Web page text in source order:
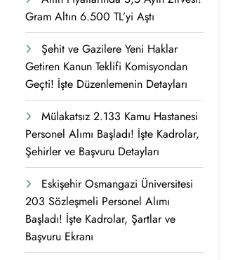
Gram Altın 6.500 TL’yi Aştı
Şehit ve Gazilere Yeni Haklar
Getiren Kanun Teklifi Komisyondan
Geçti! İşte Düzenlemenin Detayları
Mülakatsız 2.133 Kamu Hastanesi
Personel Alımı Başladı! İşte Kadrolar,
Şehirler ve Başvuru Detayları
Eskişehir Osmangazi Üniversitesi
203 Sözleşmeli Personel Alımı
Başladı! İşte Kadrolar, Şartlar ve
Başvuru Ekranı